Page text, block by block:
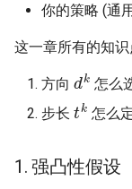
你的策略 (通
这一章所有的知
方向
dk
怎么
步长
tk
怎么
1. 强凸性假设